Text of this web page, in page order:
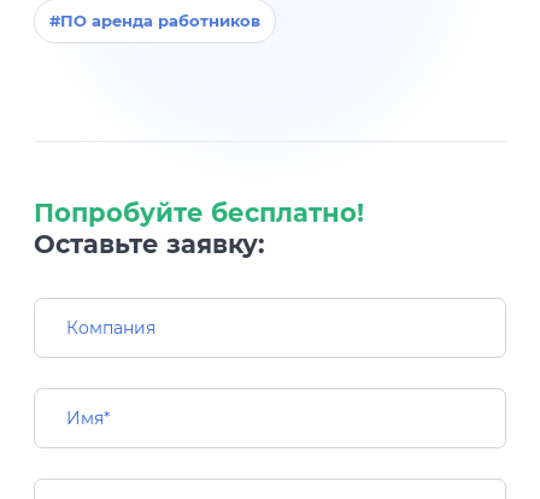
#ПО аренда работников
Попробуйте бесплатно!
Оставьте заявку: